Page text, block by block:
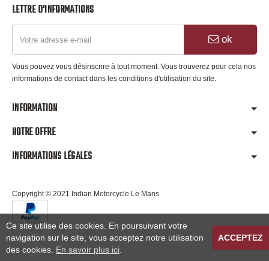
LETTRE D'INFORMATIONS
ok
Vous pouvez vous désinscrire à tout moment. Vous trouverez pour cela nos
informations de contact dans les conditions d'utilisation du site.
INFORMATION
NOTRE OFFRE
INFORMATIONS LÉGALES
Copyright © 2021 Indian Motorcycle Le Mans
Ce site utilise des cookies. En poursuivant votre
navigation sur le site, vous acceptez notre utilisation
des cookies. En savoir plus ici
ACCEPTEZ